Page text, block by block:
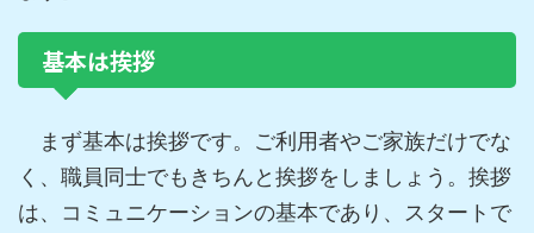
基本は挨拶
まず基本は挨拶です。ご利用者やご家族だけでな
く、職員同士でもきちんと挨拶をしましょう。挨拶
は、コミュニケーションの基本であり、スタートで